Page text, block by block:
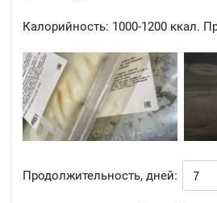
Калорийность: 1000-1200 ккал.
Продолжительность, дней: